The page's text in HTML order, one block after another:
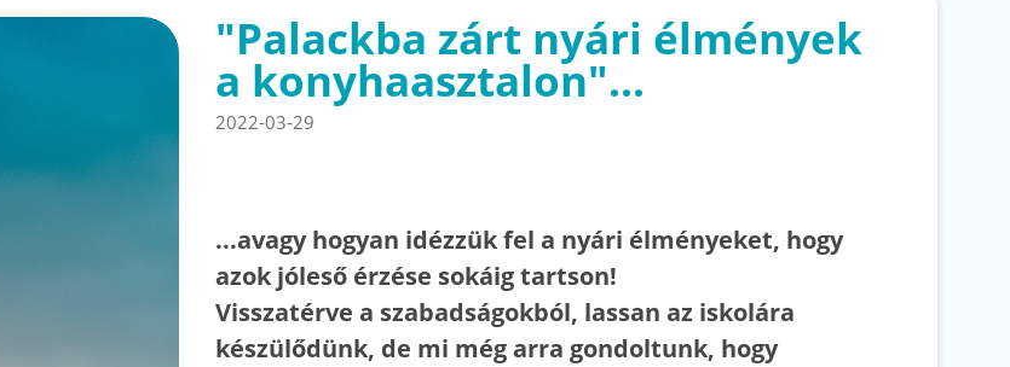
"Palackba zárt nyári élmények
a konyhaasztalon"...
2022-03-29
...avagy hogyan idézzük fel a nyári élményeket, hogy
azok jóleső érzése sokáig tartson!
Visszatérve a szabadságokból, lassan az iskolára
készülődünk, de mi még arra gondoltunk, hogy